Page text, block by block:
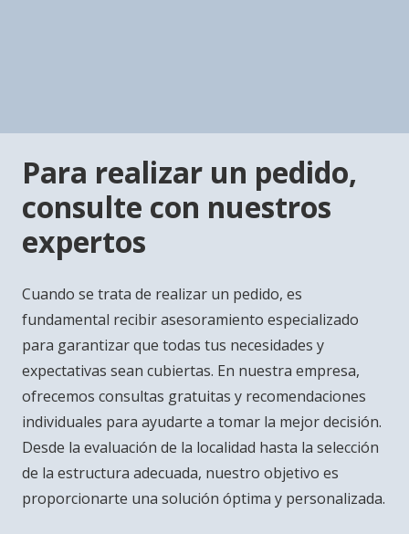
Para realizar un pedido,
consulte con nuestros
expertos
Cuando se trata de realizar un pedido, es
fundamental recibir asesoramiento especializado
para garantizar que todas tus necesidades y
expectativas sean cubiertas. En nuestra empresa,
ofrecemos consultas gratuitas y recomendaciones
individuales para ayudarte a tomar la mejor decisión.
Desde la evaluación de la localidad hasta la selección
de la estructura adecuada, nuestro objetivo es
proporcionarte una solución óptima y personalizada.